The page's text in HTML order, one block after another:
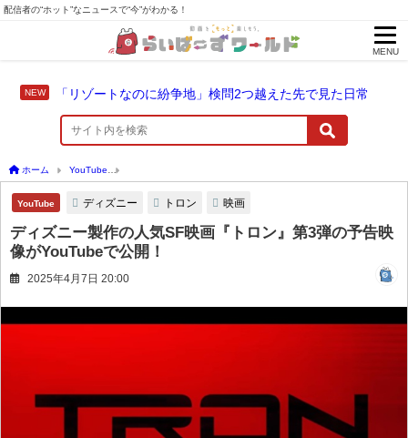
配信者の“ホット”なニュースで“今”がわかる！
MENU
「リゾートなのに紛争地」検問2つ越えた先で見た日常
ホーム YouTube
YouTube ディズニー トロン 映画
ディズニー製作の人気SF映画『トロン』第3弾の予告映
像がYouTubeで公開！
2025年4月7日 20:00